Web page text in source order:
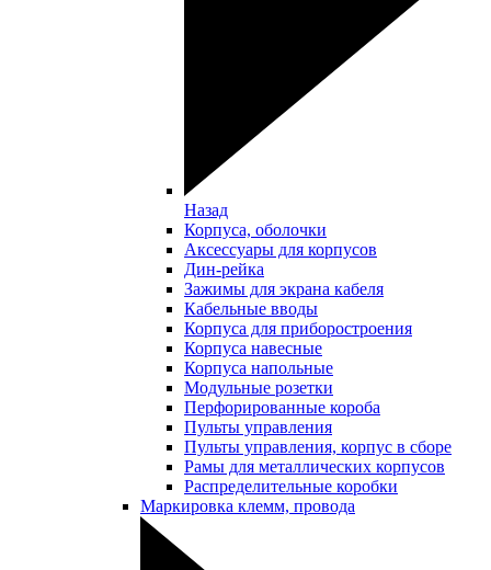
Назад
Корпуса, оболочки
Аксессуары для корпусов
Дин-рейка
Зажимы для экрана кабеля
Кабельные вводы
Корпуса для приборостроения
Корпуса навесные
Корпуса напольные
Модульные розетки
Перфорированные короба
Пульты управления
Пульты управления, корпус в сборе
Рамы для металлических корпусов
Распределительные коробки
Маркировка клемм, провода